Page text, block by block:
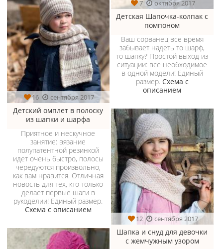
7 октября 2017
Детская Шапочка-колпак с
помпоном
Ваш сорванец все время
забывает надеть то шарф,
то шапку? Простой выход из
ситуации: все необходимое
в одной модели! Единый
размер. Схема с
описанием
16 сентября 2017
Детский омплет в полоску
из шапки и шарфа
Приятное и нескучное
занятие: вязание
полупатентной резинкой
идет очень быстро, полосы
чередуются произвольно,
как вам нравится. Отличная
новость для тех, кто только
делает первые шаги в
рукоделии! Единый размер.
Схема с описанием
12 сентября 2017
Шапка и снуд для девочки
с жемчужным узором